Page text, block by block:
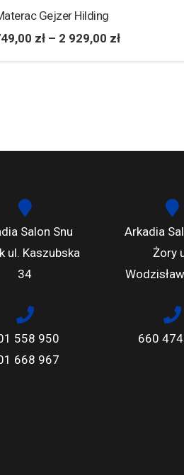
zł
Salon Snu
ul. Kaszubska
34
Arkadia
Żory
558 950
668 967
660